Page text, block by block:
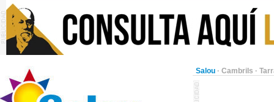
Salou · Cambrils ·